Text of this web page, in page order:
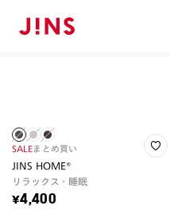
SALEまとめ買い
JINS HOME®
リラックス・睡眠
¥4,400